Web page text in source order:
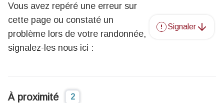
Vous avez repéré une erreur sur
cette page ou constaté un
problème lors de votre randonnée,
signalez-les nous ici :
Signaler
À proximité 2